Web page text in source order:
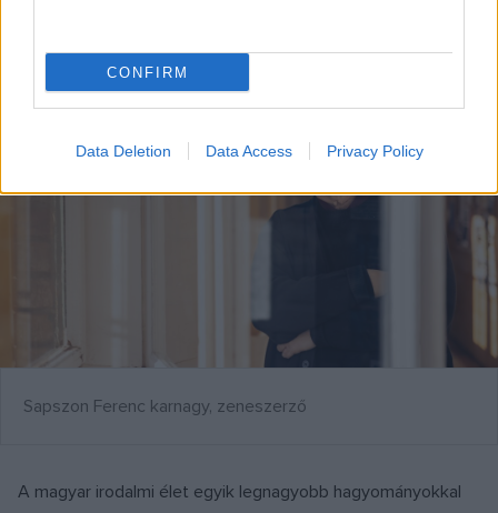
CONFIRM
Data Deletion Data Access Privacy Policy
Sapszon Ferenc karnagy, zeneszerző
A magyar irodalmi élet egyik legnagyobb hagyományokkal